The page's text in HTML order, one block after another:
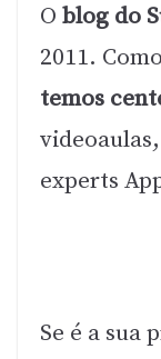
O blog do
2011.
temos
experts
Se é a sua